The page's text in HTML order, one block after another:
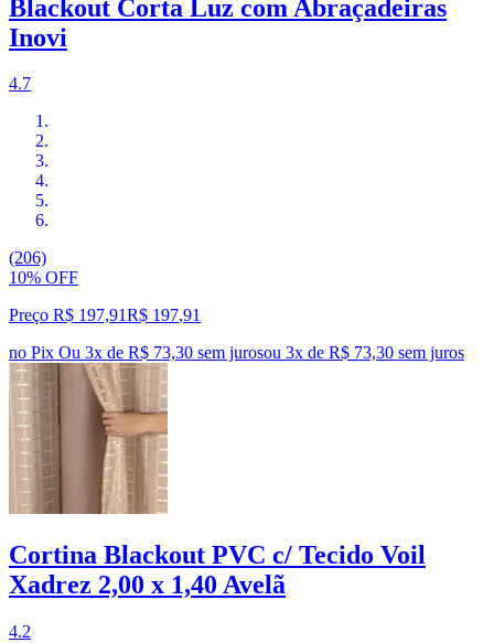
Blackout Corta Luz com Abraçadeiras
Inovi
4.7
(206)
10% OFF
Preço R$ 197,91R$ 197,91
no Pix Ou 3x de R$ 73,30 sem jurosou 3x de R$ 73,30 sem juros
Cortina Blackout PVC c/ Tecido Voil
Xadrez 2,00 x 1,40 Avelã
4.2